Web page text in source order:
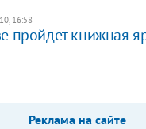
16:58
пройдет книжная
Реклама на сайте